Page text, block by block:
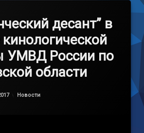
десант” в
УМВД России по
области
Обновлено на
by
Категории:
Новости